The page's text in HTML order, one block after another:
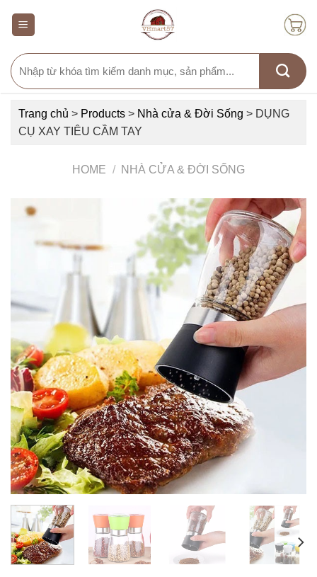
Search
for:
Trang chủ > Products > Nhà cửa & Đời Sống > DỤNG
CỤ XAY TIÊU CẦM TAY
HOME / NHÀ CỬA & ĐỜI SỐNG